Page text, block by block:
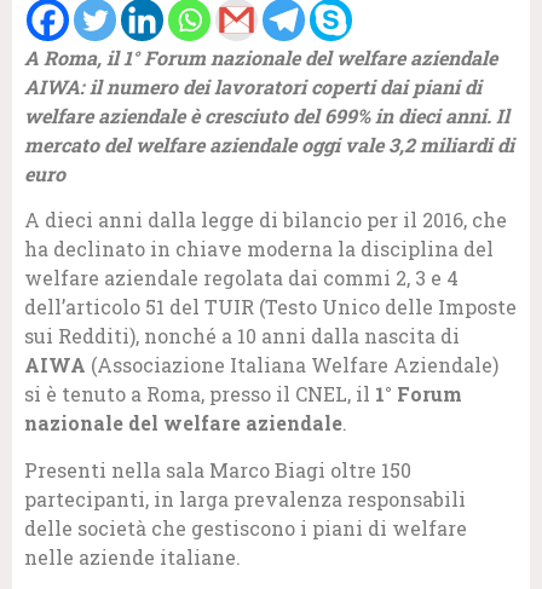
A Roma, il 1° Forum nazionale del welfare aziendale
AIWA: il numero dei lavoratori coperti dai piani di
welfare aziendale è cresciuto del 699% in dieci anni. Il
mercato del welfare aziendale oggi vale 3,2 miliardi di
euro
A dieci anni dalla legge di bilancio per il 2016, che
ha declinato in chiave moderna la disciplina del
welfare aziendale regolata dai commi 2, 3 e 4
dell’articolo 51 del TUIR (Testo Unico delle Imposte
sui Redditi), nonché a 10 anni dalla nascita di
AIWA (Associazione Italiana Welfare Aziendale)
si è tenuto a Roma, presso il CNEL, il 1° Forum
nazionale del welfare aziendale.
Presenti nella sala Marco Biagi oltre 150
partecipanti, in larga prevalenza responsabili
delle società che gestiscono i piani di welfare
nelle aziende italiane.